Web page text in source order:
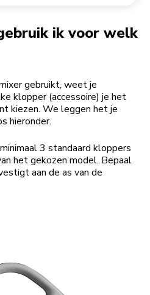
ik voor welk
gebruikt, weet je
klopper (accessoire) je het
kiezen. We leggen het je
hieronder.
3 standaard kloppers
het gekozen model. Bepaal
aan de as van de